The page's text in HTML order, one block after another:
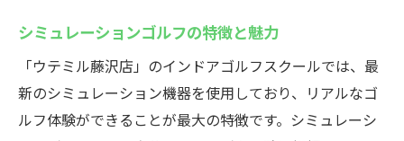
徒歩で通える便利さを活かす方法
通勤ついでに立ち寄れるメリット
藤沢駅周辺の利便性を最大限に活用
徒歩圏内の魅力を再発見
シミュレーションゴルフの特徴と魅力
「ウテミル藤沢店」のインドアゴルフスクールでは、最
新のシミュレーション機器を使用しており、リアルなゴ
ルフ体験ができることが最大の特徴です。シミュレーシ